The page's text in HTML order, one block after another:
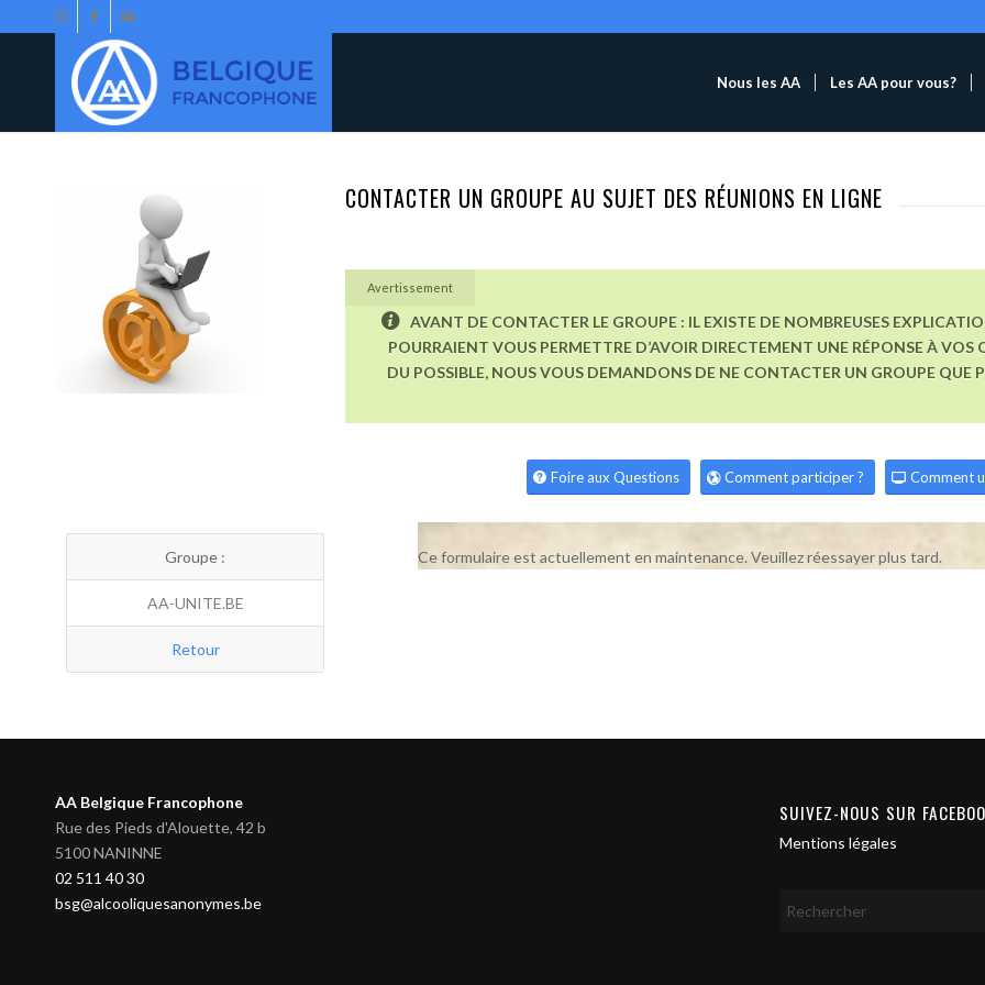
Nous les AA Les AA pour vous?
CONTACTER UN GROUPE AU SUJET DES RÉUNIONS EN LIGNE
Avertissement
AVANT DE CONTACTER LE GROUPE : IL EXISTE DE NOMBREUSES
POURRAIENT VOUS PERMETTRE D’AVOIR DIRECTEMENT UNE RÉPONSE À VOS
DU POSSIBLE, NOUS VOUS DEMANDONS DE NE CONTACTER UN GROUPE QUE
Foire aux Questions Comment participer ? Comment
Groupe :
AA-UNITE.BE
Retour
Ce formulaire est actuellement en maintenance. Veuillez réessayer plus tard.
AA Belgique Francophone
Rue des Pieds d'Alouette, 42 b
5100 NANINNE
02 511 40 30
bsg@alcooliquesanonymes.be
SUIVEZ-NOUS SUR
Mentions légales